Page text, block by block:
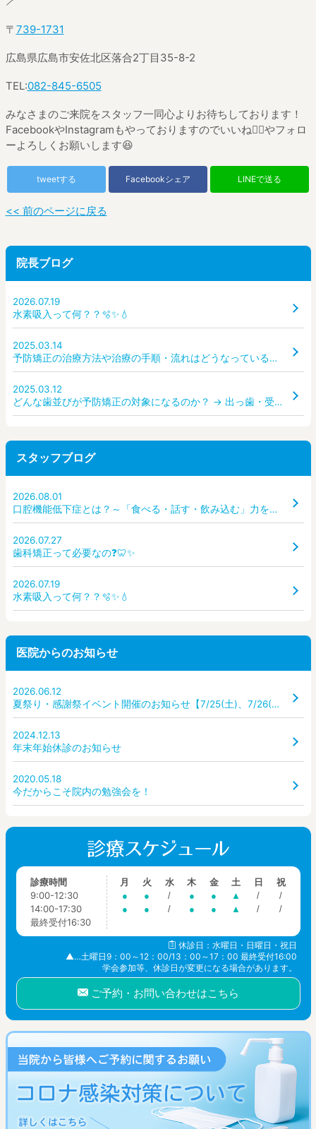
〒 739-1731
広島県広島市安佐北区落合2丁目 35-8-2
TEL:082-845-6505
みなさまのご来院をスタッフ一同心よりお待ちしております！
FacebookやInstagram もやっておりますのでいいね👍🏼やフォロ
ーよろしくお願いします😆
tweetする Facebookシェア LINEで送る
<< 前のページに戻る
院長ブログ
2026.07.19
水素吸入って何？？🫧✨💧
2025.03.14
予防矯正の治療方法や治療の手順・流れはどうなっているのか？ どんな装置を使うのか？
2025.03.12
どんな歯並びが予防矯正の対象になるのか？ → 出っ歯・受け口・ガタガタ・すきっ歯など、どんな状態なら受診すべき？
スタッフブログ
2026.08.01
口腔機能低下症とは？～「食べる・話す・飲み込む」力を守るために～
2026.07.27
歯科矯正って必要なの❓🦷✨
2026.07.19
水素吸入って何？？🫧✨💧
医院からのお知らせ
2026.06.12
夏祭り・感謝祭イベント開催のお知らせ【7/25(土)、7/26(日)】
2024.12.13
年末年始休診のお知らせ
2020.05.18
今だからこそ院内の勉強会を！
診療時間
9:00-12:30
14:00-17:30
最終受付16:30
月
●
●
火
●
●
水
/
/
木
●
●
金
●
●
土
▲
▲
日
/
/
祝
/
/
休診日：水曜日・日曜日・祝日
▲…土曜日9：00～12：00/13：00～17：00 最終受付16:00
学会参加等、休診日が変更になる場合があります。
ご予約・お問い合わせはこちら